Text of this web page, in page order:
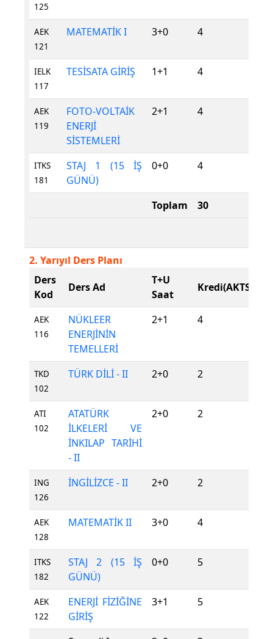
125
AEK
121
MATEMATİK I 3+0 4
IELK
117
TESİSATA GİRİŞ 1+1 4
AEK
119
FOTO-VOLTAİK
ENERJİ
SİSTEMLERİ
2+1 4
ITKS
181
STAJ 1 (15 İŞ
GÜNÜ)
0+0 4
Toplam 30
2. Yarıyıl Ders Planı
Ders
Kod
Ders Ad
T+U
Saat
Kredi(AKTS)
AEK
116
NÜKLEER
ENERJİNİN
TEMELLERİ
2+1 4
TKD
102
TÜRK DİLİ - II 2+0 2
ATI
102
ATATÜRK
İLKELERİ VE
İNKILAP TARİHİ
- II
2+0 2
ING
126
İNGİLİZCE - II 2+0 2
AEK
128
MATEMATİK II 3+0 4
ITKS
182
STAJ 2 (15 İŞ
GÜNÜ)
0+0 5
AEK
122
ENERJİ FİZİĞİNE
GİRİŞ
3+1 5